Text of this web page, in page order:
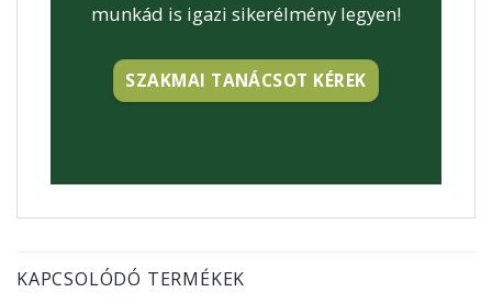
munkád is igazi sikerélmény legyen!
SZAKMAI TANÁCSOT KÉREK
KAPCSOLÓDÓ TERMÉKEK